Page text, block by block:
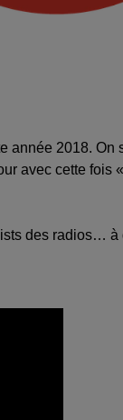
année 2018. On
avec cette fois «
des radios… à